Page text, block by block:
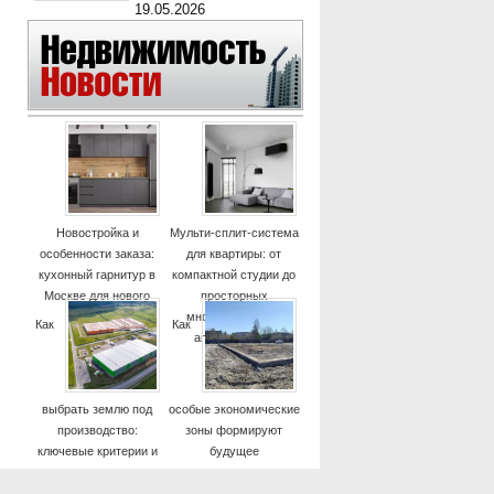
19.05.2026
Новостройка и
особенности заказа:
кухонный гарнитур в
Москве для нового
дома
Мульти-сплит-система
для квартиры: от
компактной студии до
просторных
многокомнатных
апартаментов
Как
выбрать землю под
производство:
ключевые критерии и
Как
особые экономические
зоны формируют
будущее